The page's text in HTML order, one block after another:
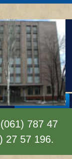
Відкрити меню
787 47
27 57 196.